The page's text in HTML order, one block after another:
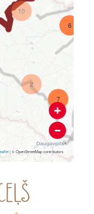
7
4
|© OpenStreetMap contributors